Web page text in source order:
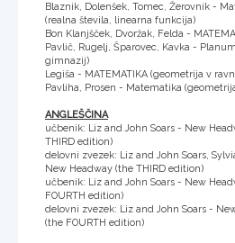
Blaznik, Dolenšek, Tomec, Žerovnik -
(realna števila, linearna funkcija)
Bon Klanjšček, Dvoržak, Felda -
Pavlič, Rugelj, Šparovec, Kavka -
gimnazij)
Legiša - MATEMATIKA (geometrija v
Pavliha, Prosen - Matematika
ANGLEŠČINA
učbenik: Liz and John Soars - New
THIRD edition)
delovni zvezek: Liz and John Soars,
New Headway (the THIRD edition)
učbenik: Liz and John Soars - New
FOURTH edition)
delovni zvezek: Liz and John Soars -
(the FOURTH edition)